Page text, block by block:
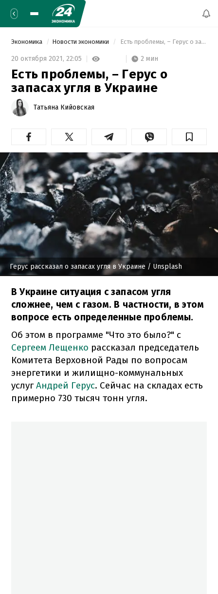
Экономика Новости экономики Есть проблемы, – Герус о запасах угля в Украине
20 октября 2021, 22:05 2 мин
Есть проблемы, – Герус о
запасах угля в Украине
Татьяна Кийовская
Герус рассказал о запасах угля в Украине / Unsplash
В Украине ситуация с запасом угля
сложнее, чем с газом. В частности, в этом
вопросе есть определенные проблемы.
Об этом в программе "Что это было?" с
Сергеем Лещенко рассказал председатель
Комитета Верховной Рады по вопросам
энергетики и жилищно-коммунальных
услугАндрей Герус. Сейчас на складах есть
примерно 730 тысяч тонн угля.